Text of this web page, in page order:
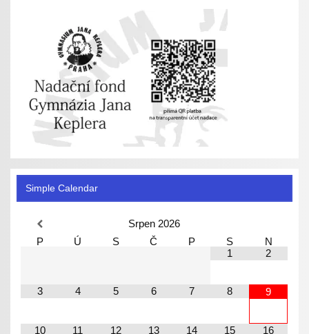
Simple Calendar
Srpen 2026
P
Ú S Č P S
N
1
2
3 4 5 6 7 8 9
10 11 12 13 14 15 16